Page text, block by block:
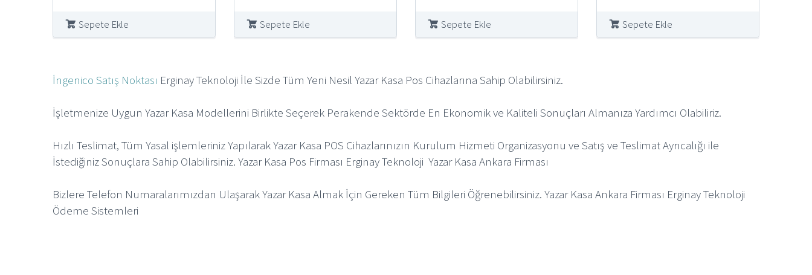
Sepete Ekle Sepete Ekle Sepete Ekle Sepete Ekle
İngenico Satış Noktası Erginay Teknoloji İle Sizde Tüm Yeni Nesil Yazar Kasa Pos Cihazlarına Sahip Olabilirsiniz.
İşletmenize Uygun Yazar Kasa Modellerini Birlikte Seçerek Perakende Sektörde En Ekonomik ve Kaliteli Sonuçları Almanıza Yardımcı Olabiliriz.
Hızlı Teslimat, Tüm Yasal işlemleriniz Yapılarak Yazar Kasa POS Cihazlarınızın Kurulum Hizmeti Organizasyonu ve Satış ve Teslimat Ayrıcalığı ile
İstediğiniz Sonuçlara Sahip Olabilirsiniz. Yazar Kasa Pos Firması Erginay Teknoloji Yazar Kasa Ankara Firması
Bizlere Telefon Numaralarımızdan Ulaşarak Yazar Kasa Almak İçin Gereken Tüm Bilgileri Öğrenebilirsiniz. Yazar Kasa Ankara Firması Erginay Teknoloji
Ödeme Sistemleri